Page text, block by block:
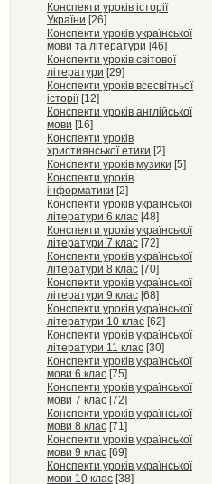
Конспекти уроків історії
України [26]
Конспекти уроків української
мови та літератури [46]
Конспекти уроків світової
літератури [29]
Конспекти уроків всесвітньої
історії [12]
Конспекти уроків англійської
мови [16]
Конспекти уроків
християнської етики [2]
Конспекти уроків музики [5]
Конспекти уроків
інформатики [2]
Конспекти уроків української
літератури 6 клас [48]
Конспекти уроків української
літератури 7 клас [72]
Конспекти уроків української
літератури 8 клас [70]
Конспекти уроків української
літератури 9 клас [68]
Конспекти уроків української
літератури 10 клас [62]
Конспекти уроків української
літератури 11 клас [30]
Конспекти уроків української
мови 6 клас [75]
Конспекти уроків української
мови 7 клас [72]
Конспекти уроків української
мови 8 клас [71]
Конспекти уроків української
мови 9 клас [69]
Конспекти уроків української
мови 10 клас [38]